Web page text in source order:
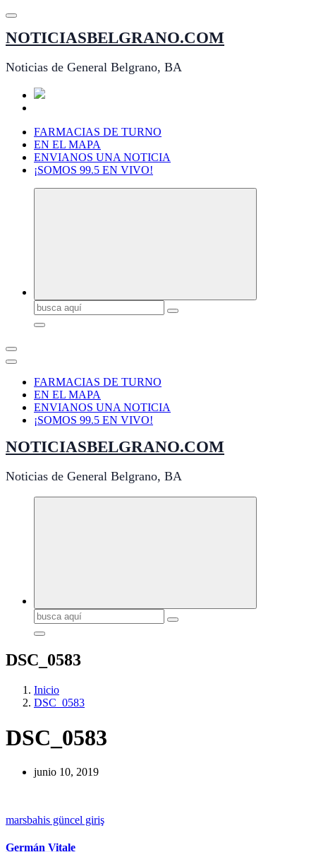
Saltar
contenido
NOTICIASBELGRANO.COM
Noticias de General Belgrano, BA
FARMACIAS DE TURNO
EN EL MAPA
ENVIANOS UNA NOTICIA
¡SOMOS 99.5 EN VIVO!
Buscar:
FARMACIAS DE TURNO
EN EL MAPA
ENVIANOS UNA NOTICIA
¡SOMOS 99.5 EN VIVO!
NOTICIASBELGRANO.COM
Noticias de General Belgrano, BA
Buscar:
DSC_0583
Inicio
DSC_0583
DSC_0583
junio 10, 2019
marsbahis güncel giriş
Germán Vitale